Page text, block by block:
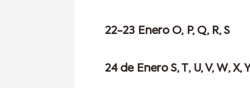
22-23 Enero O, P, Q, R, S
24 de Enero S, T, U, V, W, X,